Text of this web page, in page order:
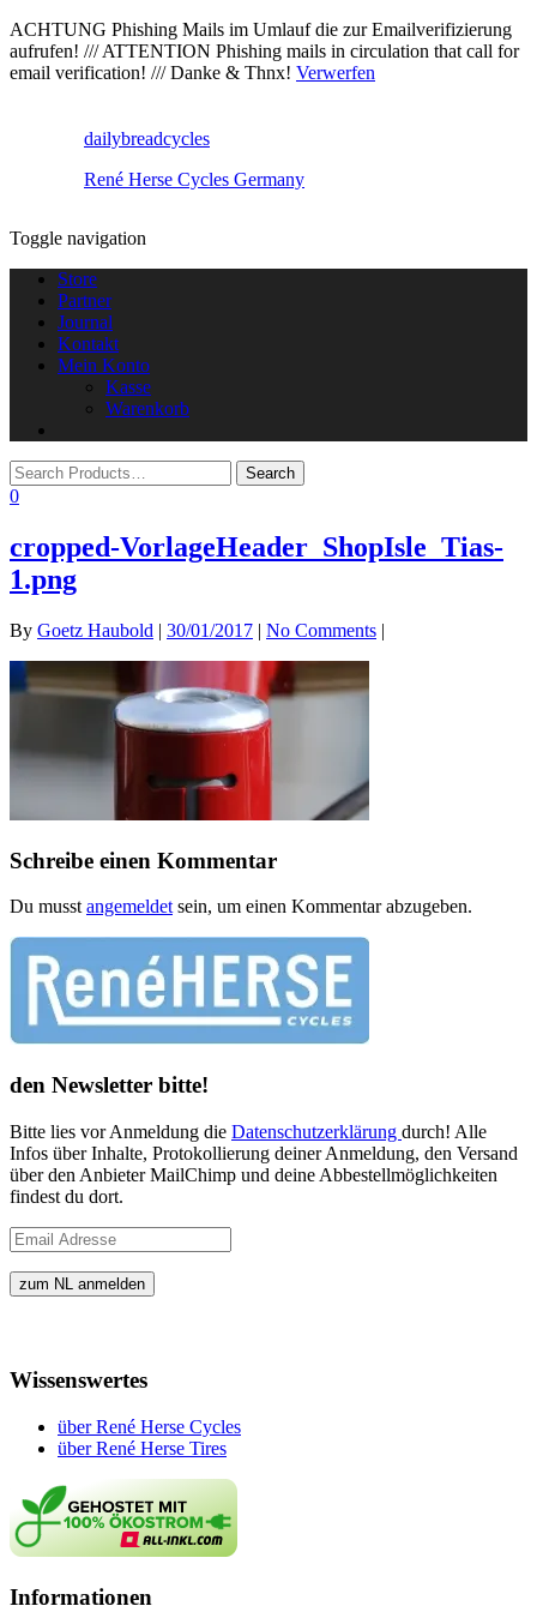
ACHTUNG Phishing Mails im Umlauf die zur Emailverifizierung
aufrufen! /// ATTENTION Phishing mails in circulation that call for
email verification! /// Danke & Thnx! Verwerfen
dailybreadcycles
René Herse Cycles Germany
Toggle navigation
Store
Partner
Journal
Kontakt
Mein Konto
Kasse
Warenkorb
0
cropped-VorlageHeader_ShopIsle_Tias-
1.png
By Goetz Haubold | 30/01/2017 | No Comments |
Schreibe einen Kommentar
Du musst angemeldet sein, um einen Kommentar abzugeben.
den Newsletter bitte!
Bitte lies vor Anmeldung die Datenschutzerklärung durch! Alle
Infos über Inhalte, Protokollierung deiner Anmeldung, den Versand
über den Anbieter MailChimp und deine Abbestellmöglichkeiten
findest du dort.
Wissenswertes
über René Herse Cycles
über René Herse Tires
Informationen